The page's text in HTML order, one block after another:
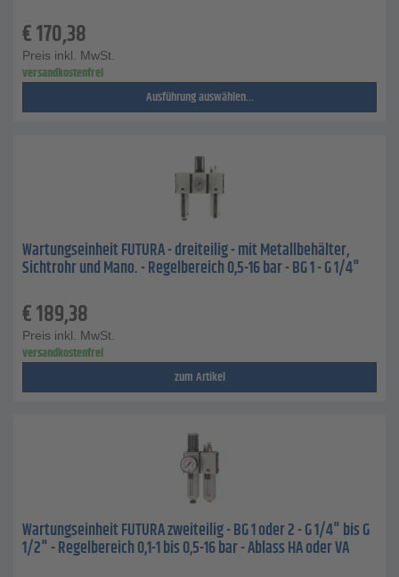
€170,38
Preis inkl. MwSt.
versandkostenfrei
Ausführung auswählen...
Wartungseinheit FUTURA - dreiteilig - mit Metallbehälter,
Sichtrohr und Mano. - Regelbereich 0,5-16 bar - BG 1 - G 1/4"
€189,38
Preis inkl. MwSt.
versandkostenfrei
zum Artikel
Wartungseinheit FUTURA zweiteilig - BG 1 oder 2 - G 1/4" bis G
1/2" - Regelbereich 0,1-1 bis 0,5-16 bar - Ablass HA oder VA